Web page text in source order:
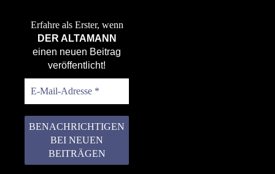
Erfahre als Erster, wenn
DER ALTAMANN
einen neuen Beitrag
veröffentlicht!